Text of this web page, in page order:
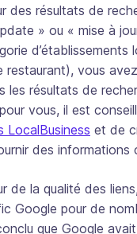
des résultats de
» ou « mise à
d’établissements
restaurant), vous
les résultats de
vous, il est
LocalBusiness et de
des informations
de la qualité des
Google pour de
que Google